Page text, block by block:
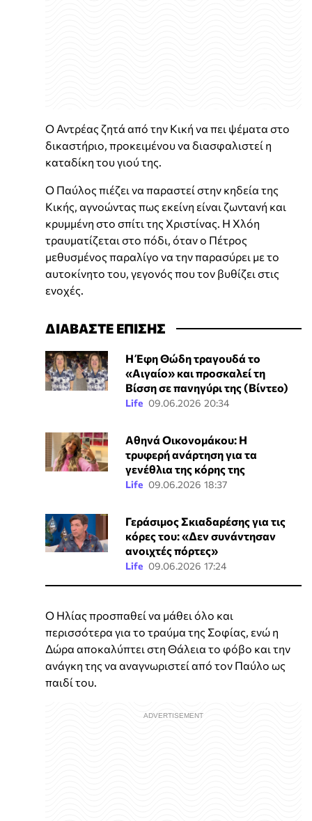
Ο Αντρέας ζητά από την Κική να πει ψέματα στο
δικαστήριο, προκειμένου να διασφαλιστεί η
καταδίκη του γιού της.
Ο Παύλος πιέζει να παραστεί στην κηδεία της
Κικής, αγνοώντας πως εκείνη είναι ζωντανή και
κρυμμένη στο σπίτι της Χριστίνας. Η Χλόη
τραυματίζεται στο πόδι, όταν ο Πέτρος
μεθυσμένος παραλίγο να την παρασύρει με το
αυτοκίνητο του, γεγονός που τον βυθίζει στις
ενοχές.
ΔΙΑΒΑΣΤΕ ΕΠΙΣΗΣ
Η Έφη Θώδη τραγουδά το
«Αιγαίο» και προσκαλεί τη
Βίσση σε πανηγύρι της (Βίντεο)
Life 09.06.2026 20:34
Αθηνά Οικονομάκου: Η
τρυφερή ανάρτηση για τα
γενέθλια της κόρης της
Life 09.06.2026 18:37
Γεράσιμος Σκιαδαρέσης για τις
κόρες του: «Δεν συνάντησαν
ανοιχτές πόρτες»
Life 09.06.2026 17:24
Ο Ηλίας προσπαθεί να μάθει όλο και
περισσότερα για το τραύμα της Σοφίας, ενώ η
Δώρα αποκαλύπτει στη Θάλεια το φόβο και την
ανάγκη της να αναγνωριστεί από τον Παύλο ως
παιδί του.